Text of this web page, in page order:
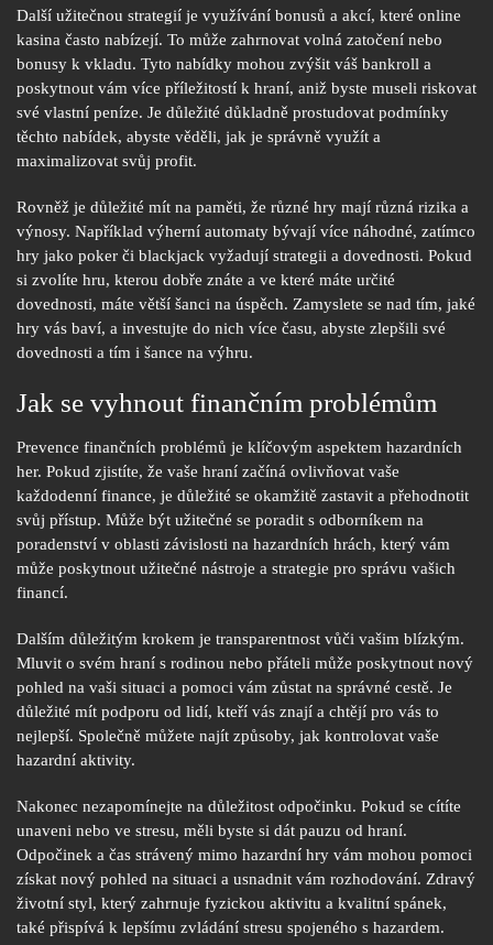
Další užitečnou strategií je využívání bonusů a akcí, které online
kasina často nabízejí. To může zahrnovat volná zatočení nebo
bonusy k vkladu. Tyto nabídky mohou zvýšit váš bankroll a
poskytnout vám více příležitostí k hraní, aniž byste museli riskovat
své vlastní peníze. Je důležité důkladně prostudovat podmínky
těchto nabídek, abyste věděli, jak je správně využít a
maximalizovat svůj profit.
Rovněž je důležité mít na paměti, že různé hry mají různá rizika a
výnosy. Například výherní automaty bývají více náhodné, zatímco
hry jako poker či blackjack vyžadují strategii a dovednosti. Pokud
si zvolíte hru, kterou dobře znáte a ve které máte určité
dovednosti, máte větší šanci na úspěch. Zamyslete se nad tím, jaké
hry vás baví, a investujte do nich více času, abyste zlepšili své
dovednosti a tím i šance na výhru.
Jak se vyhnout finančním problémům
Prevence finančních problémů je klíčovým aspektem hazardních
her. Pokud zjistíte, že vaše hraní začíná ovlivňovat vaše
každodenní finance, je důležité se okamžitě zastavit a přehodnotit
svůj přístup. Může být užitečné se poradit s odborníkem na
poradenství v oblasti závislosti na hazardních hrách, který vám
může poskytnout užitečné nástroje a strategie pro správu vašich
financí.
Dalším důležitým krokem je transparentnost vůči vašim blízkým.
Mluvit o svém hraní s rodinou nebo přáteli může poskytnout nový
pohled na vaši situaci a pomoci vám zůstat na správné cestě. Je
důležité mít podporu od lidí, kteří vás znají a chtějí pro vás to
nejlepší. Společně můžete najít způsoby, jak kontrolovat vaše
hazardní aktivity.
Nakonec nezapomínejte na důležitost odpočinku. Pokud se cítíte
unaveni nebo ve stresu, měli byste si dát pauzu od hraní.
Odpočinek a čas strávený mimo hazardní hry vám mohou pomoci
získat nový pohled na situaci a usnadnit vám rozhodování. Zdravý
životní styl, který zahrnuje fyzickou aktivitu a kvalitní spánek,
také přispívá k lepšímu zvládání stresu spojeného s hazardem.